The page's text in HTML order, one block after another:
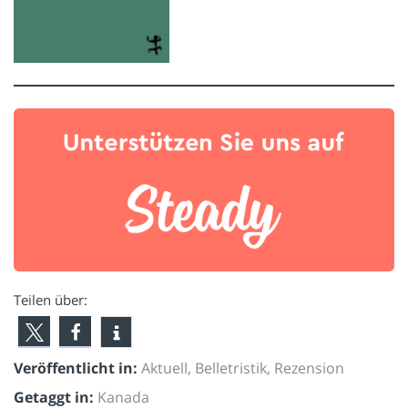
Teilen über:
Veröffentlicht in: Aktuell, Belletristik, Rezension
Getaggt in: Kanada